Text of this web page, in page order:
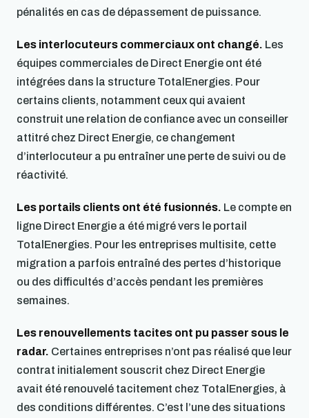
pénalités en cas de dépassement de puissance.
Les interlocuteurs commerciaux ont changé. Les
équipes commerciales de Direct Energie ont été
intégrées dans la structure TotalEnergies. Pour
certains clients, notamment ceux qui avaient
construit une relation de confiance avec un conseiller
attitré chez Direct Energie, ce changement
d’interlocuteur a pu entraîner une perte de suivi ou de
réactivité.
Les portails clients ont été fusionnés. Le compte en
ligne Direct Energie a été migré vers le portail
TotalEnergies. Pour les entreprises multisite, cette
migration a parfois entraîné des pertes d’historique
ou des difficultés d’accès pendant les premières
semaines.
Les renouvellements tacites ont pu passer sous le
radar. Certaines entreprises n’ont pas réalisé que leur
contrat initialement souscrit chez Direct Energie
avait été renouvelé tacitement chez TotalEnergies, à
des conditions différentes. C’est l’une des situations